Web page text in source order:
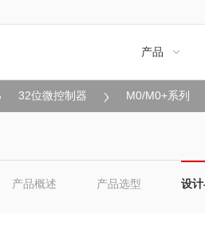
产品 
32位微控制器 M0/M0+系列
产品概述 产品选型 设